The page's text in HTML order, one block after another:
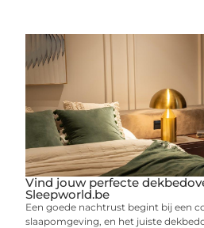
Vind jouw perfecte
Sleepworld.be
Een goede nachtrust begint bij een
slaapomgeving, en het juiste